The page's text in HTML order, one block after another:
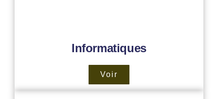
Informatiques
Voir